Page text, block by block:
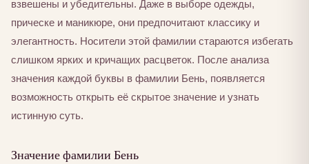
взвешены и убедительны. Даже в выборе одежды,
прическе и маникюре, они предпочитают классику и
элегантность. Носители этой фамилии стараются избегать
слишком ярких и кричащих расцветок. После анализа
значения каждой буквы в фамилии Бень, появляется
возможность открыть её скрытое значение и узнать
истинную суть.
Значение фамилии Бень